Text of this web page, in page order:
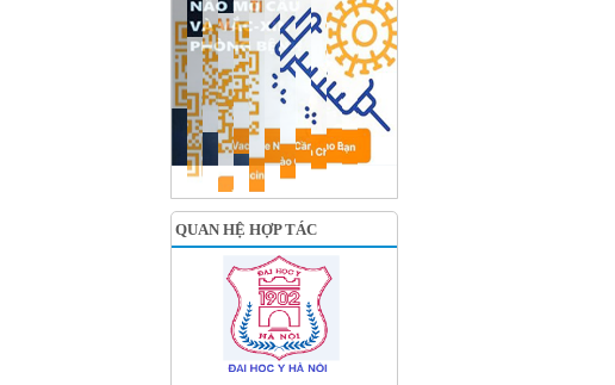
QUAN HỆ HỢP TÁC